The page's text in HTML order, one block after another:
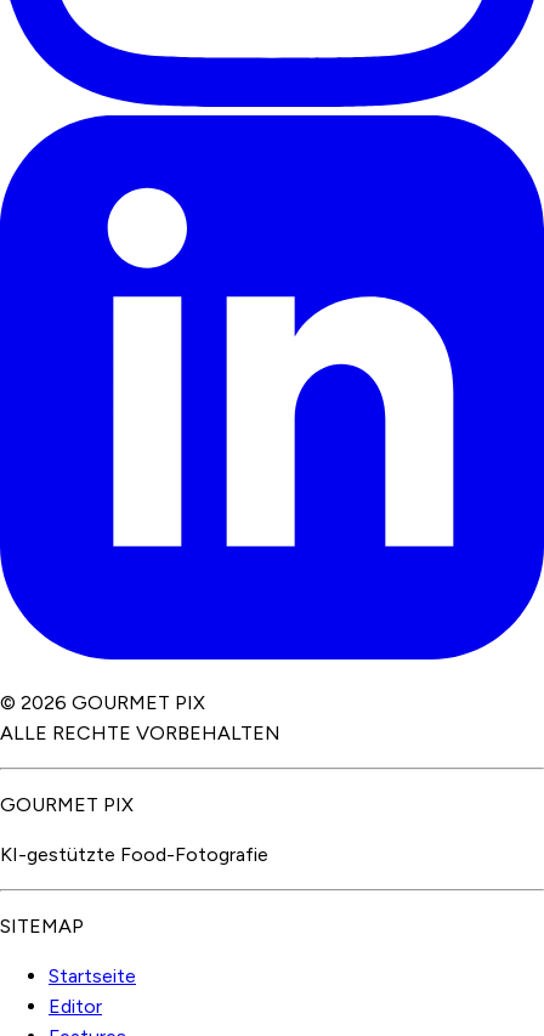
© 2026 GOURMET PIX
ALLE RECHTE VORBEHALTEN
GOURMET PIX
KI-gestützte Food-Fotografie
SITEMAP
Startseite
Editor